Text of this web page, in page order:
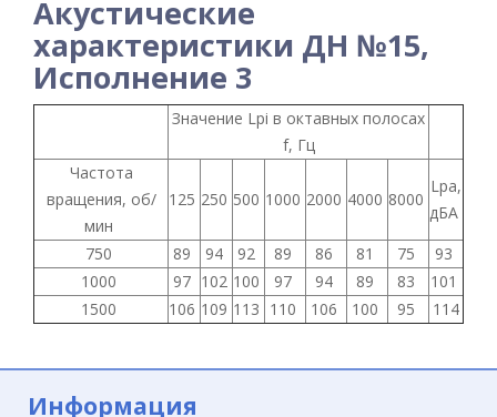
Акустические
характеристики ДН №15,
Исполнение 3
Значение Lpi в октавных полосах
f, Гц
Частота
вращения, об/
мин
125 250 500 1000 2000 4000 8000
Lpa,
дБА
750
89 94 92 89 86 81 75
93
1000
97 102 100 97 94 89 83
101
1500
106 109 113 110 106 100 95 114
Информация